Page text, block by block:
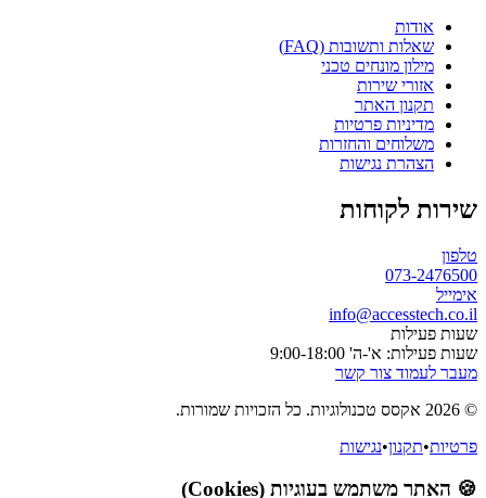
אודות
שאלות ותשובות (FAQ)
מילון מונחים טכני
אזורי שירות
תקנון האתר
מדיניות פרטיות
משלוחים והחזרות
הצהרת נגישות
שירות לקוחות
טלפון
073-2476500
אימייל
info@accesstech.co.il
שעות פעילות
שעות פעילות: א'-ה' 9:00-18:00
מעבר לעמוד צור קשר
© 2026 אקסס טכנולוגיות. כל הזכויות שמורות.
פרטיות•תקנון•נגישות
🍪 האתר משתמש בעוגיות (Cookies)